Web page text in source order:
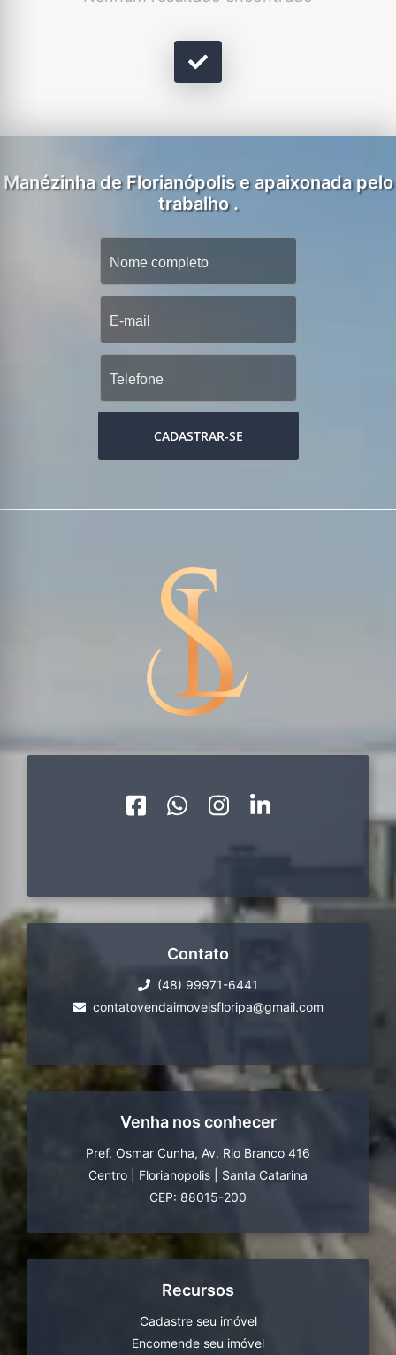
Manézinha de Florianópolis e apaixonada pelo
trabalho .
CADASTRAR-SE
Contato
(48) 99971-6441
contatovendaimoveisfloripa@gmail.com
Venha nos conhecer
Pref. Osmar Cunha, Av. Rio Branco 416
Centro
Florianopolis
Santa Catarina
CEP: 88015-200
Recursos
Cadastre seu imóvel
Encomende seu imóvel